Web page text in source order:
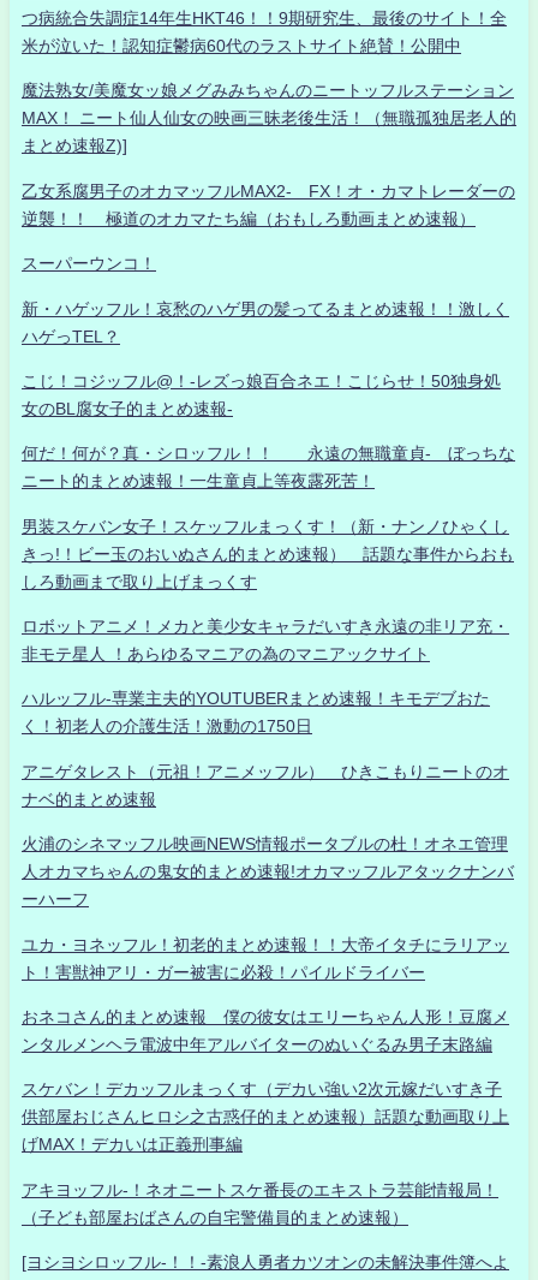
つ病統合失調症14年生HKT46！！9期研究生、最後のサイト！全
米が泣いた！認知症鬱病60代のラストサイト絶賛！公開中
魔法熟女/美魔女ッ娘メグみみちゃんのニートッフルステーション
MAX！ ニート仙人仙女の映画三昧老後生活！（無職孤独居老人的
まとめ速報Z)]
乙女系腐男子のオカマッフルMAX2- FX！オ・カマトレーダーの
逆襲！！ 極道のオカマたち編（おもしろ動画まとめ速報）
スーパーウンコ！
新・ハゲッフル！哀愁のハゲ男の髪ってるまとめ速報！！激しく
ハゲっTEL？
こじ！コジッフル@！-レズっ娘百合ネエ！こじらせ！50独身処
女のBL腐女子的まとめ速報-
何だ！何が？真・シロッフル！！ 永遠の無職童貞- ぼっちな
ニート的まとめ速報！一生童貞上等夜露死苦！
男装スケバン女子！スケッフルまっくす！（新・ナンノひゃくし
きっ!！ビー玉のおいぬさん的まとめ速報） 話題な事件からおも
しろ動画まで取り上げまっくす
ロボットアニメ！メカと美少女キャラだいすき永遠の非リア充・
非モテ星人 ！あらゆるマニアの為のマニアックサイト
ハルッフル-専業主夫的YOUTUBERまとめ速報！キモデブおた
く！初老人の介護生活！激動の1750日
アニゲタレスト（元祖！アニメッフル） ひきこもりニートのオ
ナベ的まとめ速報
火浦のシネマッフル映画NEWS情報ポータブルの杜！オネエ管理
人オカマちゃんの鬼女的まとめ速報!オカマッフルアタックナンバ
ーハーフ
ユカ・ヨネッフル！初老的まとめ速報！！大帝イタチにラリアッ
ト！害獣神アリ・ガー被害に必殺！パイルドライバー
おネコさん的まとめ速報 僕の彼女はエリーちゃん人形！豆腐メ
ンタルメンヘラ電波中年アルバイターのぬいぐるみ男子末路編
スケバン！デカッフルまっくす（デカい強い2次元嫁だいすき子
供部屋おじさんヒロシ之古惑仔的まとめ速報）話題な動画取り上
げMAX！デカいは正義刑事編
アキヨッフル-！ネオニートスケ番長のエキストラ芸能情報局！
（子ども部屋おばさんの自宅警備員的まとめ速報）
[ヨシヨシロッフル-！！-素浪人勇者カツオンの未解決事件簿へよ